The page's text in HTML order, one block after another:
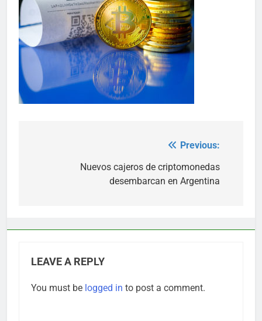
navigation
Previous:
Nuevos cajeros de criptomonedas
desembarcan en Argentina
LEAVE A REPLY
You must be logged in to post a comment.